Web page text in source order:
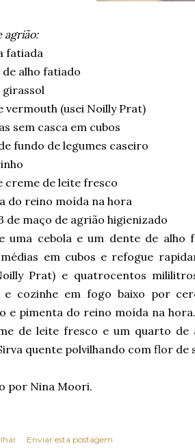
agrião:
fatiada
de alho fatiado
girassol
vermouth (usei Noilly Prat)
sem casca em cubos
fundo de legumes caseiro
creme de leite fresco
do reino moída na hora
de maço de agrião higienizado
uma cebola e um dente de
em cubos e refogue
Prat) e quatrocentos
e cozinhe em fogo baixo por
e pimenta do reino moída na
de leite fresco e um quarto de
quente polvilhando com flor de
por Nina Moori.
Enviar esta postagem